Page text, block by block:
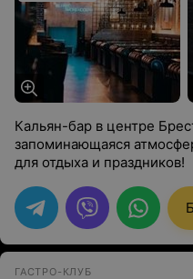
Кальян-бар в центре
запоминающаяся
для отдыха и праздников!
ГАСТРО-КЛУБ